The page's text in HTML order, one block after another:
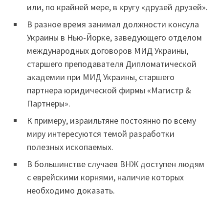
или, по крайней мере, в кругу «друзей друзей».
В разное время занимал должности консула
Украины в Нью-Йорке, заведующего отделом
международных договоров МИД Украины,
старшего преподавателя Дипломатической
академии при МИД Украины, старшего
партнера юридической фирмы «Магистр &
Партнеры».
К примеру, израильтяне постоянно по всему
миру интересуются темой разработки
полезных ископаемых.
В большинстве случаев ВНЖ доступен людям
с еврейскими корнями, наличие которых
необходимо доказать.